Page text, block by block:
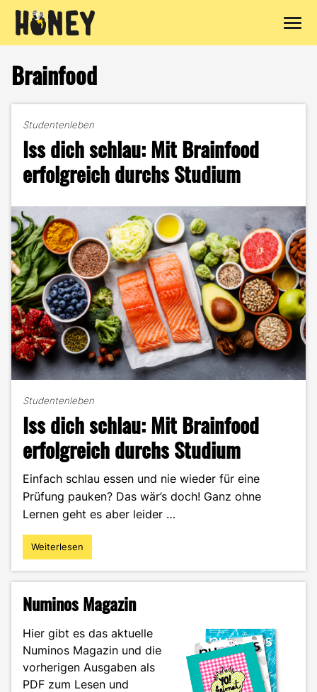
Inhalt
springen
Brainfood
Studentenleben
Iss dich schlau: Mit Brainfood
erfolgreich durchs Studium
Studentenleben
Iss dich schlau: Mit Brainfood
erfolgreich durchs Studium
Einfach schlau essen und nie wieder für eine
Prüfung pauken? Das wär’s doch! Ganz ohne
Lernen geht es aber leider …
"Iss
dich
Brainfood
durchs
Studium"
Weiterlesen
Numinos Magazin
Hier gibt es das aktuelle
Numinos Magazin und die
vorherigen Ausgaben als
PDF zum Lesen und